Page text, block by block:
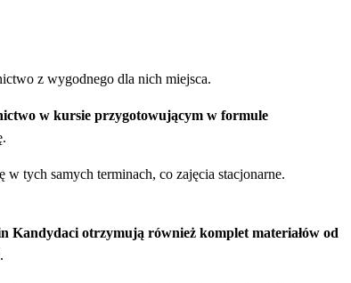
z wygodnego dla nich miejsca.
w kursie przygotowującym w formule
tych samych terminach, co zajęcia stacjonarne.
Kandydaci otrzymują również komplet materiałów od